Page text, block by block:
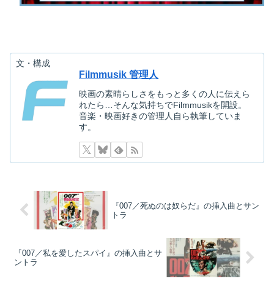
文・構成
Filmmusik 管理人
映画の素晴らしさをもっと多くの人に伝えら
れたら…そんな気持ちでFilmmusikを開設。
音楽・映画好きの管理人自ら執筆していま
す。
『007／死ぬのは奴らだ』の挿入曲とサン
トラ
『007／私を愛したスパイ』の挿入曲とサ
ントラ